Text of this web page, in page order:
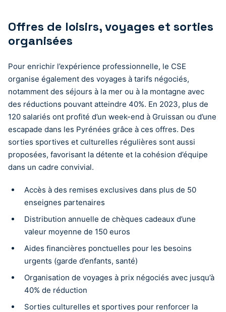
Offres de loisirs, voyages et sorties
organisées
Pour enrichir l’expérience professionnelle, le CSE
organise également des voyages à tarifs négociés,
notamment des séjours à la mer ou à la montagne avec
des réductions pouvant atteindre 40%. En 2023, plus de
120 salariés ont profité d’un week-end à Gruissan ou d’une
escapade dans les Pyrénées grâce à ces offres. Des
sorties sportives et culturelles régulières sont aussi
proposées, favorisant la détente et la cohésion d’équipe
dans un cadre convivial.
Accès à des remises exclusives dans plus de 50
enseignes partenaires
Distribution annuelle de chèques cadeaux d’une
valeur moyenne de 150 euros
Aides financières ponctuelles pour les besoins
urgents (garde d’enfants, santé)
Organisation de voyages à prix négociés avec jusqu’à
40% de réduction
Sorties culturelles et sportives pour renforcer la